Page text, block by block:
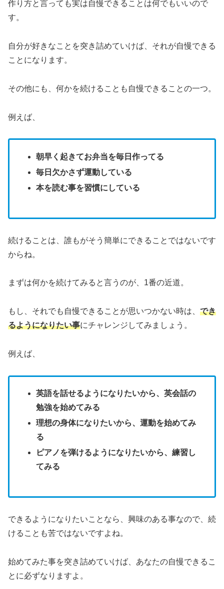
作り方と言っても実は自慢できることは何でもいいので
す。
自分が好きなことを突き詰めていけば、それが自慢できる
ことになります。
その他にも、何かを続けることも自慢できることの一つ。
例えば、
朝早く起きてお弁当を毎日作ってる
毎日欠かさず運動している
本を読む事を習慣にしている
続けることは、誰もがそう簡単にできることではないです
からね。
まずは何かを続けてみると言うのが、1番の近道。
もし、それでも自慢できることが思いつかない時は、 でき
るようになりたい事にチャレンジしてみましょう。
例えば、
英語を話せるようになりたいから、英会話の
勉強を始めてみる
理想の身体になりたいから、運動を始めてみ
る
ピアノを弾けるようになりたいから、練習し
てみる
できるようになりたいことなら、興味のある事なので、続
けることも苦ではないですよね。
始めてみた事を突き詰めていけば、あなたの自慢できるこ
とに必ずなりますよ。